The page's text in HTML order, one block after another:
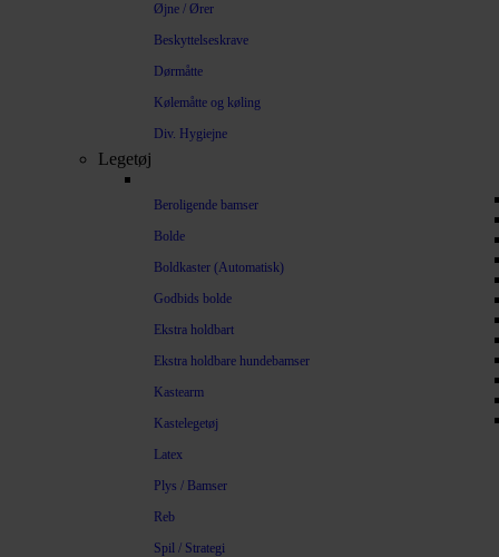
Øjne / Ører
Beskyttelseskrave
Dørmåtte
Kølemåtte og køling
Div. Hygiejne
Legetøj
Beroligende bamser
Bolde
Boldkaster (Automatisk)
Godbids bolde
Ekstra holdbart
Ekstra holdbare hundebamser
Kastearm
Kastelegetøj
Latex
Plys / Bamser
Reb
Spil / Strategi